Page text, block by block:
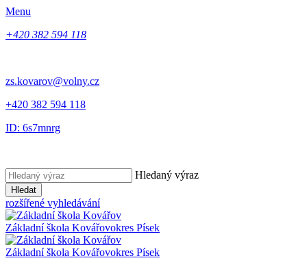
Menu
+420 382 594 118
zs.kovarov@volny.cz
+420 382 594 118
ID: 6s7mnrg
Hledaný výraz
Hledat
rozšířené vyhledávání
Základní škola Kovářovokres Písek
Základní škola Kovářovokres Písek